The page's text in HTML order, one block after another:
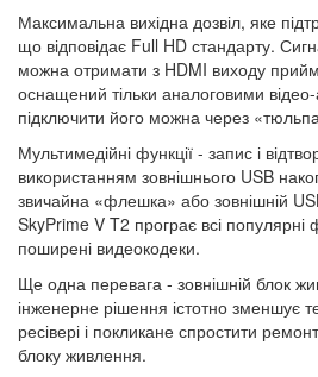
Максимальна вихідна дозвіл, яке
що відповідає Full HD стандарту.
можна отримати з HDMI виходу
оснащений тільки аналоговими
підключити його можна через
Мультимедійні функції - запис і
використанням зовнішнього USB
звичайна «флешка» або зовнішній
SkyPrime V T2 програє всі популярні
поширені видеокодеки.
Ще одна перевага - зовнішній блок
інженерне рішення істотно зменшує
ресівері і покликане спростити
блоку живлення.